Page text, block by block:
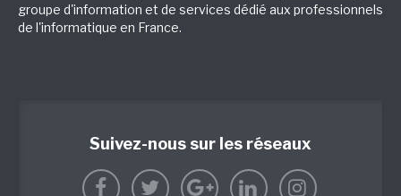
groupe d'information et de services dédié aux professionnels
de l'informatique en France.
Suivez-nous sur les réseaux